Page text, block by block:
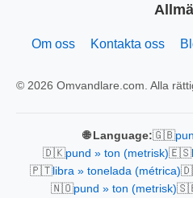
Om oss Kontakta oss
© 2026 Omvandlare.com. Alla
🌐 Language:🇬🇧
🇩🇰pund » ton (metrisk)🇪🇸
🇵🇹libra » tonelada (métrica)
🇳🇴pund » ton (metrisk)